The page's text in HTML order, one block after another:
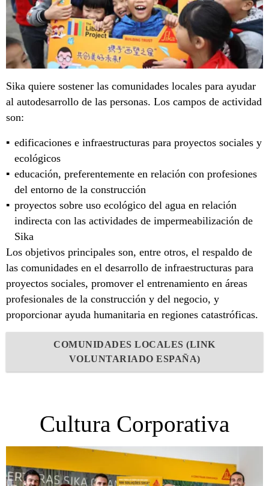
Sika quiere sostener las comunidades locales para ayudar
al autodesarrollo de las personas. Los campos de actividad
son:
edificaciones e infraestructuras para proyectos sociales y
ecológicos
educación, preferentemente en relación con profesiones
del entorno de la construcción
proyectos sobre uso ecológico del agua en relación
indirecta con las actividades de impermeabilización de
Sika
Los objetivos principales son, entre otros, el respaldo de
las comunidades en el desarrollo de infraestructuras para
proyectos sociales, promover el entrenamiento en áreas
profesionales de la construcción y del negocio, y
proporcionar ayuda humanitaria en regiones catastróficas.
COMUNIDADES LOCALES (LINK
VOLUNTARIADO ESPAÑA)
Cultura Corporativa